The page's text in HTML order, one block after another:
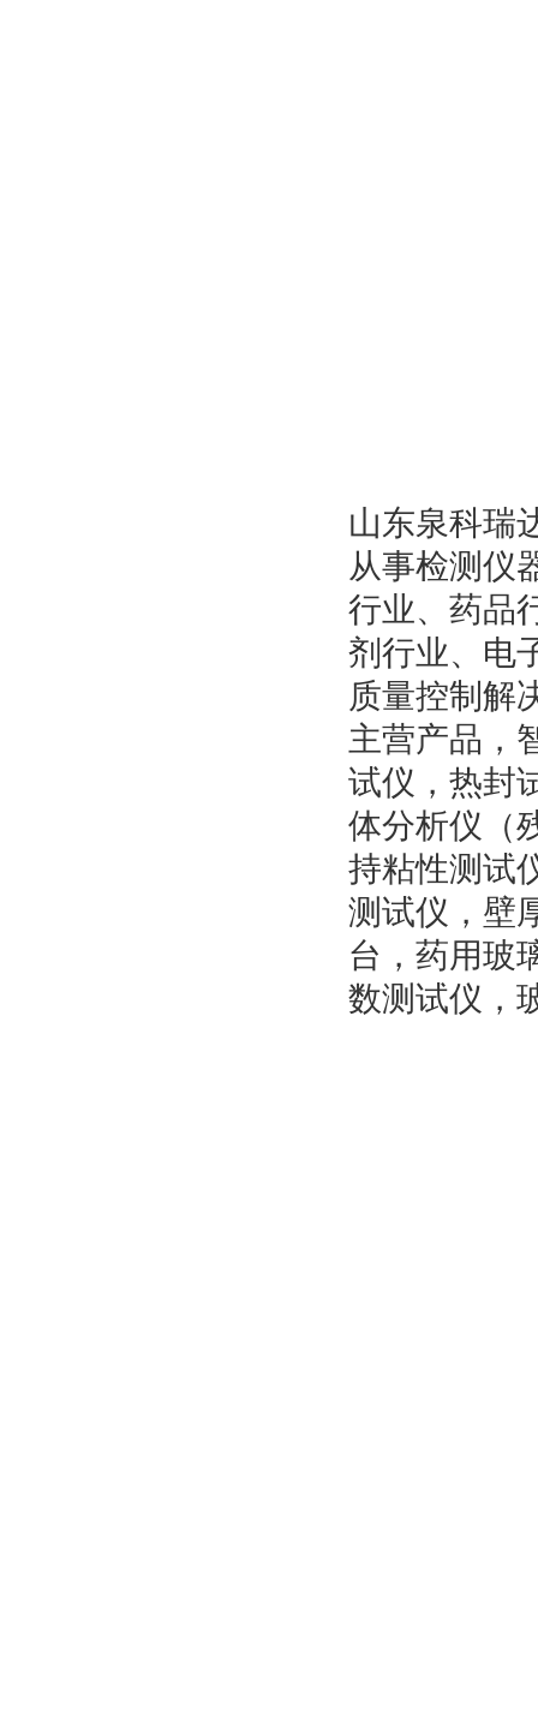
山东泉科瑞
从事检测仪
行业、药品
剂行业、电
质量控制解
主营产品，
试仪，热封
体分析仪（
持粘性测试
测试仪，壁
台，药用玻
数测试仪，